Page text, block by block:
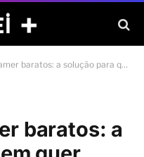
a solução para quem quer jogar sem gastar muito
baratos: a